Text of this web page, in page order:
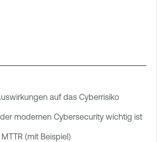
auf das Cyberrisiko
modernen Cybersecurity wichtig ist
(mit Beispiel)